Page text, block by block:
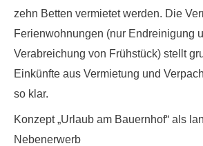
zehn Betten vermietet werden. Die
Ferienwohnungen (nur Endreinigung
Verabreichung von Frühstück) stellt
Einkünfte aus Vermietung und
so klar.
Konzept „Urlaub am Bauernhof“ als
Nebenerwerb